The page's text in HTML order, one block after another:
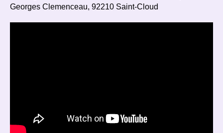
Georges Clemenceau, 92210 Saint-Cloud